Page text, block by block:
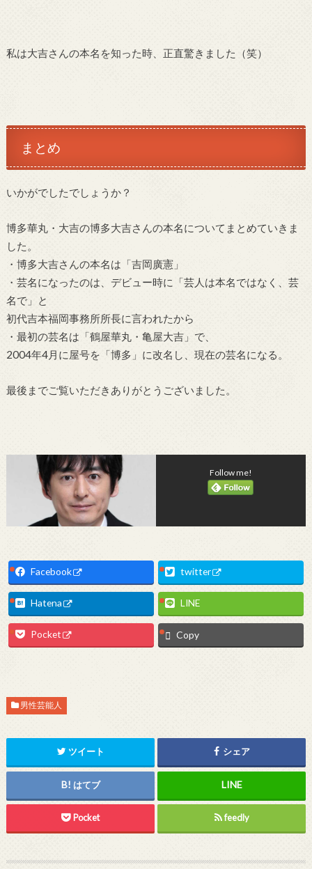
私は大吉さんの本名を知った時、正直驚きました（笑）
まとめ
いかがでしたでしょうか？
博多華丸・大吉の博多大吉さんの本名についてまとめていきま
した。
・博多大吉さんの本名は「吉岡廣憲」
・芸名になったのは、デビュー時に「芸人は本名ではなく、芸
名で」と
初代吉本福岡事務所所長に言われたから
・最初の芸名は「鶴屋華丸・亀屋大吉」で、
2004年4月に屋号を「博多」に改名し、現在の芸名になる。
最後までご覧いただきありがとうございました。
Follow me!
Facebook twitter
Hatena LINE
Pocket Copy
男性芸能人
ツイート シェア
はてブ
Pocket feedly